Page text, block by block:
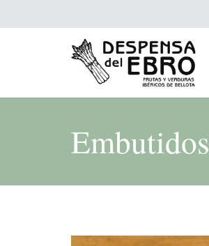
Embutidos